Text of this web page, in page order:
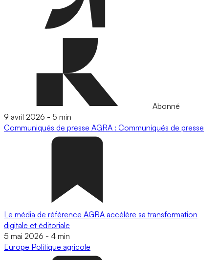
Abonné
9 avril 2026 - 5 min
Communiqués de presse AGRA : Communiqués de presse
Le média de référence AGRA accélère sa transformation
digitale et éditoriale
5 mai 2026 - 4 min
Europe Politique agricole